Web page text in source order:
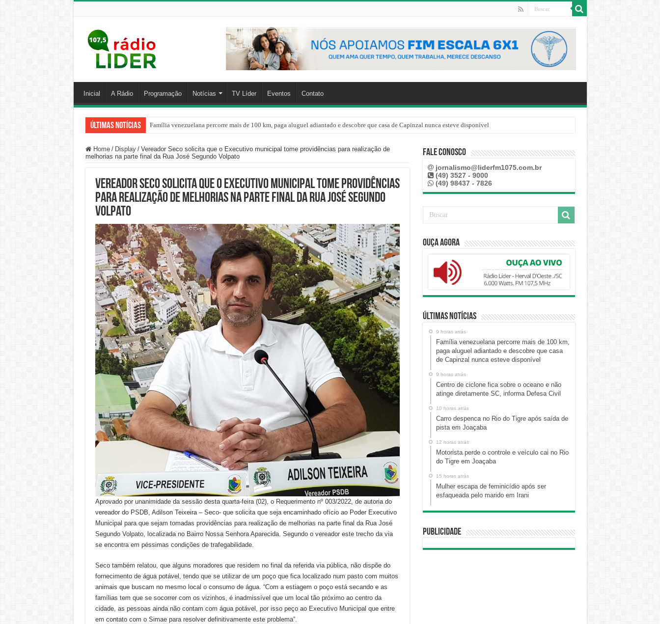
Inicial A Rádio Programação Notícias TV Líder Eventos Contato
Últimas Notícias Família venezuelana percorre mais de 100 km, paga aluguel adiantado e descobre que casa de Capinzal nunca esteve disponível
Home / Display / Vereador Seco solicita que o Executivo municipal tome providências para realização de
melhorias na parte final da Rua José Segundo Volpato
Vereador Seco solicita que o Executivo municipal tome providências
para realização de melhorias na parte final da Rua José Segundo
Volpato
Aprovado por unanimidade da sessão desta quarta-feira (02), o Requerimento nº 003/2022, de autoria do
vereador do PSDB, Adilson Teixeira – Seco- que solicita que seja encaminhado ofício ao Poder Executivo
Municipal para que sejam tomadas providências para realização de melhorias na parte final da Rua José
Segundo Volpato, localizada no Bairro Nossa Senhora Aparecida. Segundo o vereador este trecho da via
se encontra em péssimas condições de trafegabilidade.
Seco também relatou, que alguns moradores que residem no final da referida via pública, não dispõe do
fornecimento de água potável, tendo que se utilizar de um poço que fica localizado num pasto com muitos
animais que buscam no mesmo local o consumo de água. “Com a estiagem o poço está secando e as
famílias tem que se socorrer com os vizinhos, é inadmissível que um local tão próximo ao centro da
cidade, as pessoas ainda não contam com água potável, por isso peço ao Executivo Municipal que entre
em contato com o Simae para resolver definitivamente este problema”.
Fale Conosco
jornalismo@liderfm1075.com.br
(49) 3527 - 9000
(49) 98437 - 7826
Ouça Agora
Últimas Notícias
9 horas atrás
Família venezuelana percorre mais de 100 km,
paga aluguel adiantado e descobre que casa
de Capinzal nunca esteve disponível
9 horas atrás
Centro de ciclone fica sobre o oceano e não
atinge diretamente SC, informa Defesa Civil
10 horas atrás
Carro despenca no Rio do Tigre após saída de
pista em Joaçaba
12 horas atrás
Motorista perde o controle e veículo cai no Rio
do Tigre em Joaçaba
15 horas atrás
Mulher escapa de feminicídio após ser
esfaqueada pelo marido em Irani
Publicidade